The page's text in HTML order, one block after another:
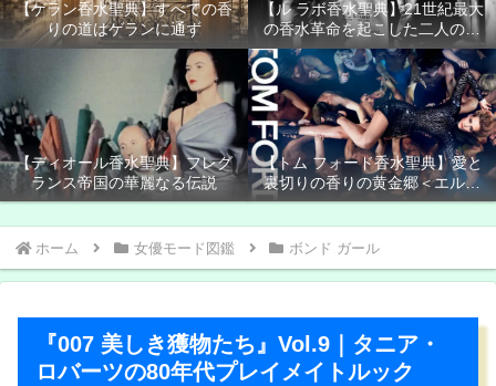
【ゲラン香水聖典】すべての香
りの道はゲランに通ず
【ル ラボ香水聖典】21世紀最大
の香水革命を起こした二人の男
たち
【ディオール香水聖典】フレグ
ランス帝国の華麗なる伝説
【トム フォード香水聖典】愛と
裏切りの香りの黄金郷＜エルド
ラド＞
ホーム 女優モード図鑑 ボンド ガール
『007 美しき獲物たち』Vol.9｜タニア・
ロバーツの80年代プレイメイトルック